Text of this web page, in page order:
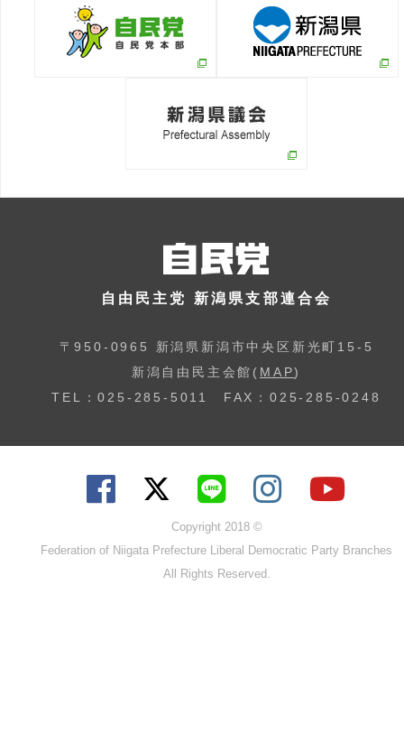
自由民主党 新潟県支部連合会
〒950-0965 新潟県新潟市中央区新光町15-5
新潟自由民主会館( MAP)
TEL：025-285-5011 FAX：025-285-0248
Copyright 2018 ©
Federation of Niigata Prefecture Liberal Democratic Party Branches
All Rights Reserved.